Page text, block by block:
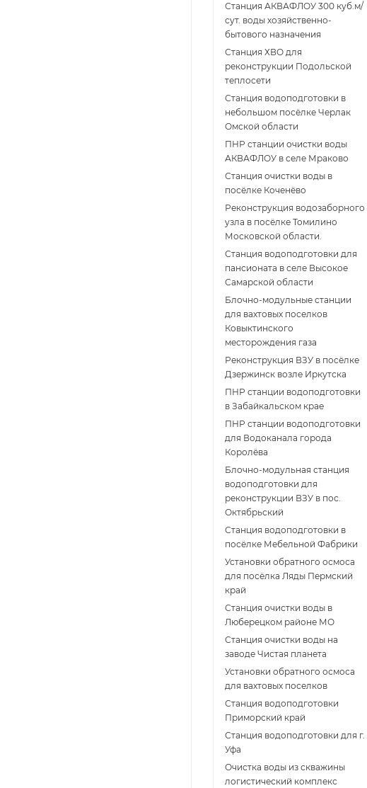
Станция АКВАФЛОУ 300 куб.м/
сут. воды хозяйственно-
бытового назначения
Станция ХВО для
реконструкции Подольской
теплосети
Станция водоподготовки в
небольшом посёлке Черлак
Омской области
ПНР станции очистки воды
АКВАФЛОУ в селе Мраково
Станция очистки воды в
посёлке Коченёво
Реконструкция водозаборного
узла в посёлке Томилино
Московской области.
Станция водоподготовки для
пансионата в селе Высокое
Самарской области
Блочно-модульные станции
для вахтовых поселков
Ковыктинского
месторождения газа
Реконструкция ВЗУ в посёлке
Дзержинск возле Иркутска
ПНР станции водоподготовки
в Забайкальском крае
ПНР станции водоподготовки
для Водоканала города
Королёва
Блочно-модульная станция
водоподготовки для
реконструкции ВЗУ в пос.
Октябрьский
Станция водоподготовки в
посёлке Мебельной Фабрики
Установки обратного осмоса
для посёлка Ляды Пермский
край
Станция очистки воды в
Люберецком районе МО
Станция очистки воды на
заводе Чистая планета
Установки обратного осмоса
для вахтовых поселков
Станция водоподготовки
Приморский край
Станция водоподготовки для г.
Уфа
Очистка воды из скважины
логистический комплекс